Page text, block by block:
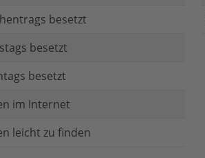
besetzt
besetzt
besetzt
im Internet
leicht zu finden